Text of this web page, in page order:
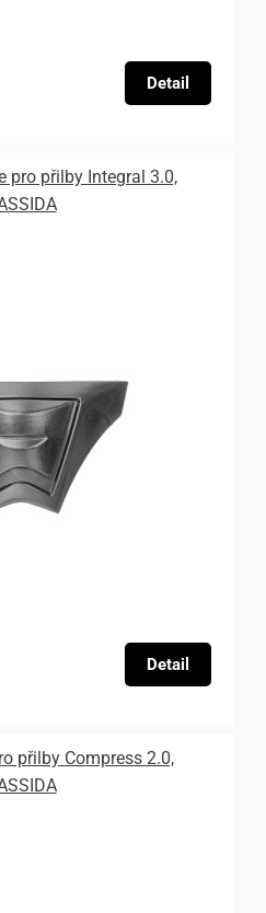
Detail
pro přilby Integral 3.0,
Detail
přilby Compress 2.0,